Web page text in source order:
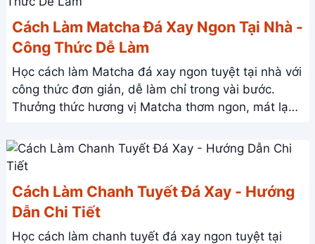
Cách Làm Matcha Đá Xay Ngon Tại Nhà -
Công Thức Dễ Làm
Học cách làm Matcha đá xay ngon tuyệt tại nhà với
công thức đơn giản, dễ làm chỉ trong vài bước.
Thưởng thức hương vị Matcha thơm ngon, mát lạnh
Cách Làm Chanh Tuyết Đá Xay - Hướng
Dẫn Chi Tiết
Học cách làm chanh tuyết đá xay ngon tuyệt tại